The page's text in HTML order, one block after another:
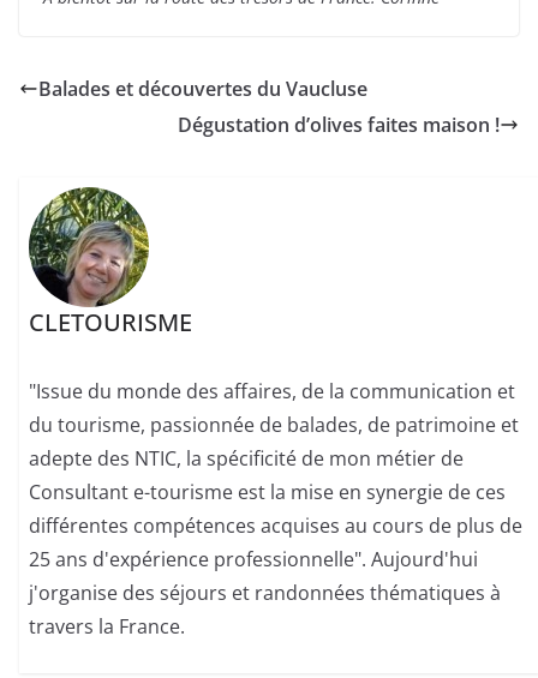
Balades et découvertes du Vaucluse
Dégustation d’olives faites maison !
CLETOURISME
"Issue du monde des affaires, de la communication et
du tourisme, passionnée de balades, de patrimoine et
adepte des NTIC, la spécificité de mon métier de
Consultant e-tourisme est la mise en synergie de ces
différentes compétences acquises au cours de plus de
25 ans d'expérience professionnelle". Aujourd'hui
j'organise des séjours et randonnées thématiques à
travers la France.